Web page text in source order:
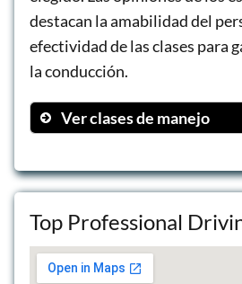
destacan la amabilidad del
efectividad de las clases para
la conducción.
Ver clases de manejo
Lecciones privadas
Top Professional